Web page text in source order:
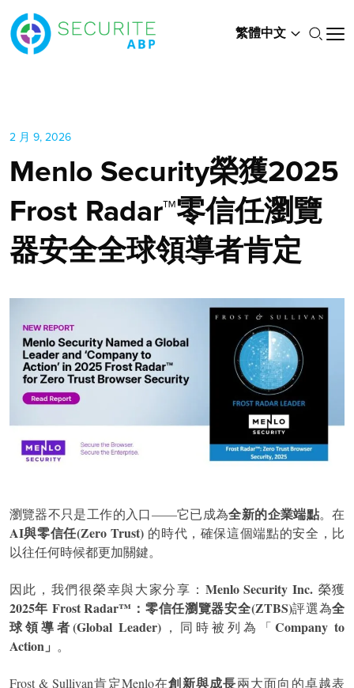
繁體中文
2 月 9, 2026
Menlo Security榮獲2025
Frost Radar™零信任瀏覽
器安全全球領導者肯定
瀏覽器不只是工作的入口——它已成為全新的企業端點。在
AI與零信任(Zero Trust)的時代，確保這個端點的安全，比
以往任何時候都更加關鍵。
因此，我們很榮幸與大家分享： Menlo Security Inc. 榮獲
2025年 Frost Radar™：零信任瀏覽器安全(ZTBS)評選為全
球領導者(Global Leader)，同時被列為「Company to
Action」 。
Frost & Sullivan肯定Menlo在創新與成長兩大面向的卓越表